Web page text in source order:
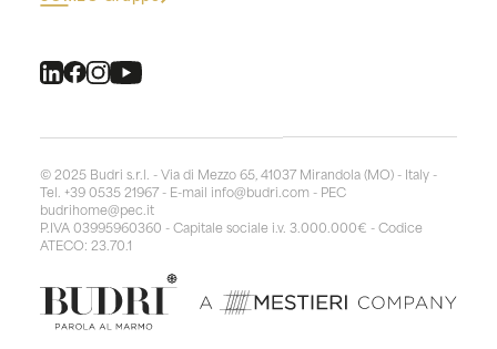
© 2025 Budri s.r.l. - Via di Mezzo 65, 41037 Mirandola (MO) - Italy -
Tel. +39 0535 21967 - E-mail info@budri.com - PEC
budrihome@pec.it
P.IVA 03995960360 - Capitale sociale i.v. 3.000.000€ - Codice
ATECO: 23.70.1